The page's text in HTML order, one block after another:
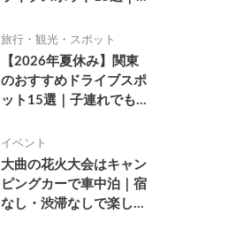
名所を紹介
旅行・観光・スポット
【2026年夏休み】関東
のおすすめドライブスポ
ット15選｜子連れでも
ルメ・温泉を徹底解説
イベント
大曲の花火大会はキャン
ピングカーで車中泊｜宿
なし・渋滞なしで楽しむ